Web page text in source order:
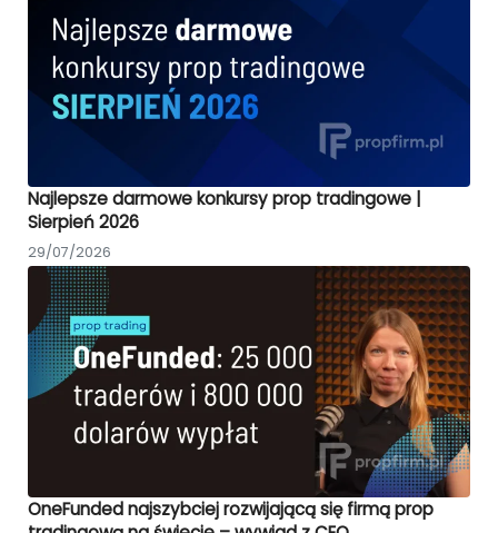
Najlepsze darmowe konkursy prop tradingowe |
Sierpień 2026
29/07/2026
OneFunded najszybciej rozwijającą się firmą prop